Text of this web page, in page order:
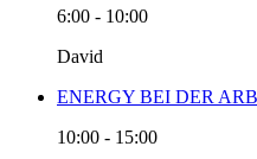
6:00 - 10:00
David
ENERGY BEI DER
10:00 - 15:00